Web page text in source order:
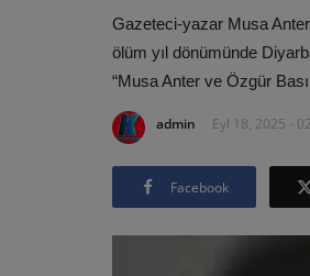
Gazeteci-yazar Musa Anter,
ölüm yıl dönümünde
“Musa Anter ve Özgür
admin Eyl 18, 2025 -
Facebook